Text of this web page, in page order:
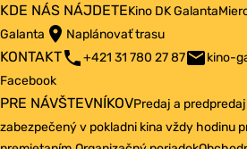
KDE NÁS NÁJDETEKino DK Galanta
Galanta
Naplánovať trasu
KONTAKT +421 31 780 27 87
kino-
Facebook
PRE NÁVŠTEVNÍKOVPredaj a
zabezpečený v pokladni kina vždy hodinu